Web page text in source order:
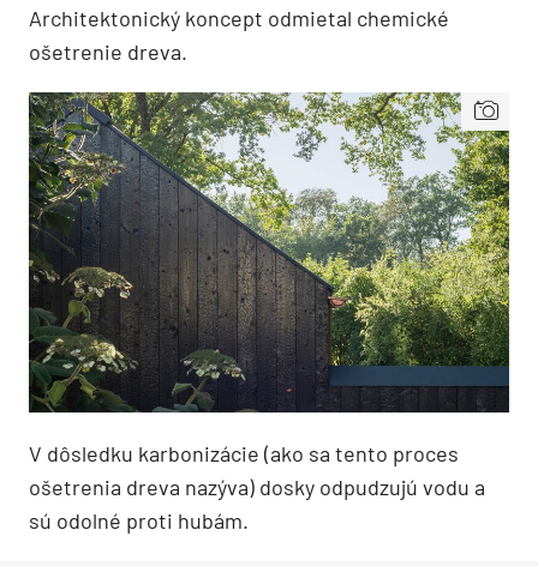
Architektonický koncept odmietal chemické
ošetrenie dreva.
V dôsledku karbonizácie (ako sa tento proces
ošetrenia dreva nazýva) dosky odpudzujú vodu a
sú odolné proti hubám.